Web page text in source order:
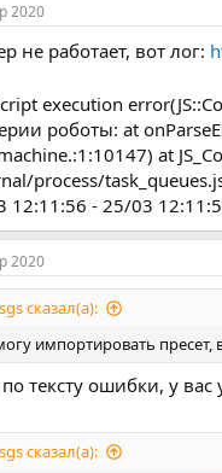
2020
не работает, вот лог:
execution
роботы: at
at
process/
12:11:56 - 25/03
2020
сказал(а):
импортировать
тексту ошибки, у вас
сказал(а):